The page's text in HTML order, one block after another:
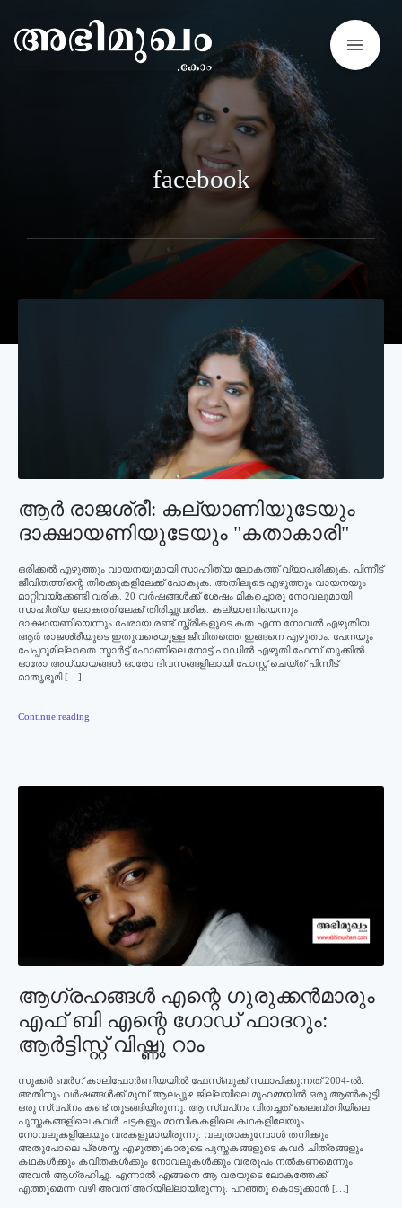
menu
facebook
ആര്‍ രാജശ്രീ: കല്യാണിയുടേയും
ദാക്ഷായണിയുടേയും "കതാകാരി"
ഒരിക്കല്‍ എഴുത്തും വായനയുമായി സാഹിത്യ ലോകത്ത് വ്യാപരിക്കുക. പിന്നീട്
ജീവിതത്തിന്റെ തിരക്കുകളിലേക്ക് പോകുക. അതിലൂടെ എഴുത്തും വായനയും
മാറ്റിവയ്‌ക്കേണ്ടി വരിക. 20 വര്‍ഷങ്ങള്‍ക്ക് ശേഷം മികച്ചൊരു നോവലുമായി
സാഹിത്യ ലോകത്തിലേക്ക് തിരിച്ചുവരിക. കല്യാണിയെന്നും
ദാക്ഷായണിയെന്നും പേരായ രണ്ട് സ്ത്രീകളുടെ കത എന്ന നോവല്‍ എഴുതിയ
ആര്‍ രാജശ്രീയുടെ ഇതുവരെയുള്ള ജീവിതത്തെ ഇങ്ങനെ എഴുതാം. പേനയും
പേപ്പറുമില്ലാതെ സ്മാര്‍ട്ട് ഫോണിലെ നോട്ട് പാഡില്‍ എഴുതി ഫേസ് ബുക്കില്‍
ഓരോ അധ്യായങ്ങള്‍ ഓരോ ദിവസങ്ങളിലായി പോസ്റ്റ് ചെയ്ത് പിന്നീട്
മാതൃഭൂമി […]
Continue reading
ആഗ്രഹങ്ങള്‍ എന്റെ ഗുരുക്കന്‍മാരും
എഫ് ബി എന്റെ ഗോഡ് ഫാദറും:
ആര്‍ട്ടിസ്റ്റ് വിഷ്ണു റാം
സുക്കര്‍ ബര്‍ഗ് കാലിഫോര്‍ണിയയില്‍ ഫേസ്ബുക്ക് സ്ഥാപിക്കുന്നത് 2004-ല്‍.
അതിനും വര്‍ഷങ്ങള്‍ക്ക് മുമ്പ് ആലപ്പുഴ ജില്ലയിലെ മുഹമ്മയില്‍ ഒരു ആണ്‍കുട്ടി
ഒരു സ്വപ്‌നം കണ്ട് തുടങ്ങിയിരുന്നു. ആ സ്വപ്‌നം വിതച്ചത് ലൈബ്രറിയിലെ
പുസ്തകങ്ങളിലെ കവര്‍ ചട്ടകളും മാസികകളിലെ കഥകളിലേയും
നോവലുകളിലേയും വരകളുമായിരുന്നു. വലുതാകുമ്പോള്‍ തനിക്കും
അതുപോലെ പ്രശസ്ത എഴുത്തുകാരുടെ പുസ്തകങ്ങളുടെ കവര്‍ ചിത്രങ്ങളും
കഥകള്‍ക്കും കവിതകള്‍ക്കും നോവലുകള്‍ക്കും വരരൂപം നല്‍കണമെന്നും
അവന്‍ ആഗ്രഹിച്ചു. എന്നാല്‍ എങ്ങനെ ആ വരയുടെ ലോകത്തേക്ക്
എത്തുമെന്ന വഴി അവന് അറിയില്ലായിരുന്നു. പറഞ്ഞു കൊടുക്കാന്‍ […]